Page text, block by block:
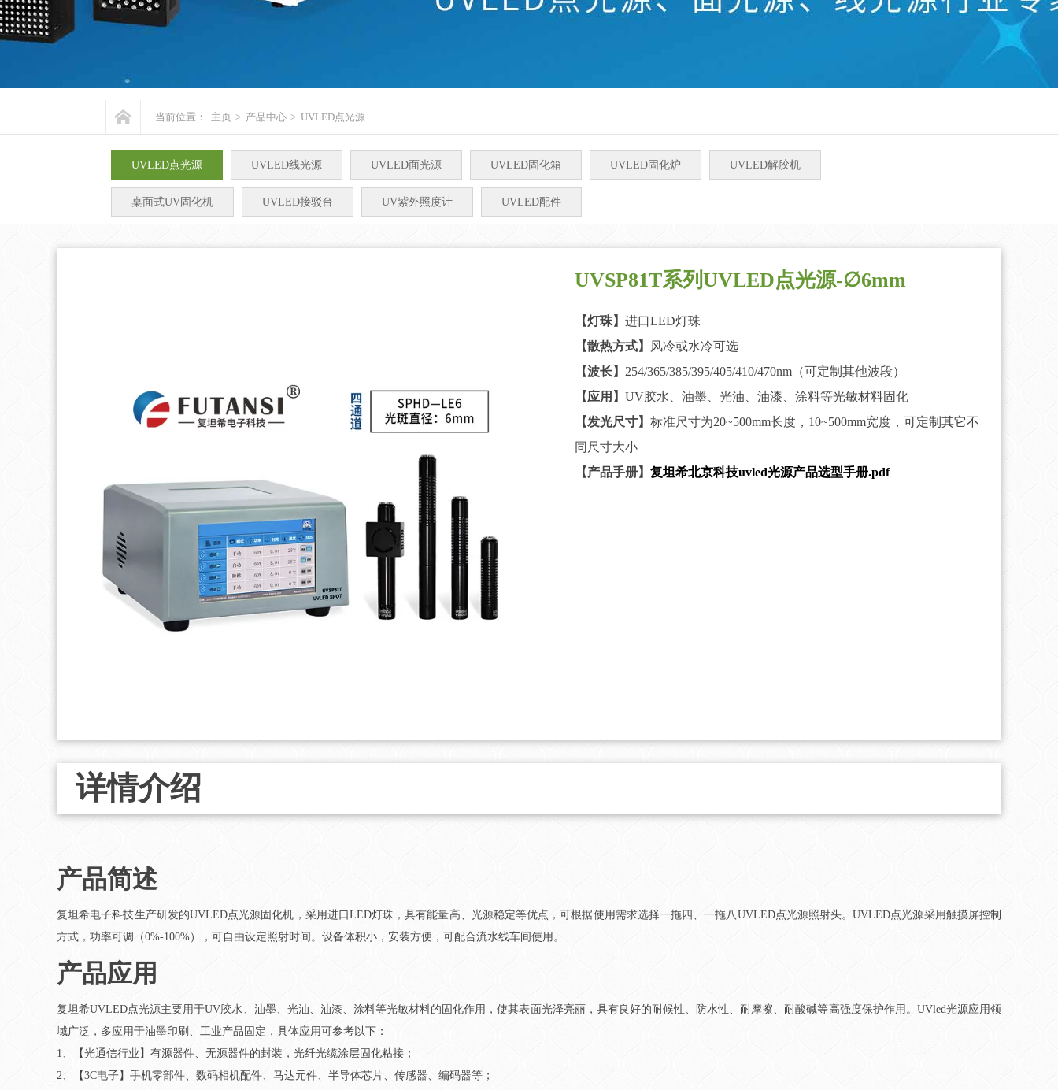
当前位置： 主页 > 产品中心 > UVLED点光源
UVLED点光源 UVLED线光源 UVLED面光源 UVLED固化箱 UVLED固化炉 UVLED解胶机
桌面式UV固化机 UVLED接驳台 UV紫外照度计 UVLED配件
UVSP81T系列UVLED点光源-∅6mm
【灯珠】 进口LED灯珠
【散热方式】
风冷或水冷可选
【波长】 254/365/385/395/405/410/470nm（可定制其他波段）
【应用】 UV胶水、油墨、光油、油漆、涂料等光敏材料固化
【发光尺寸】 标准尺寸为20~500mm长度，10~500mm宽度，可定制其它不
同尺寸大小
【产品手册】 复坦希北京科技uvled光源产品选型手册.pdf
详情介绍
产品简述
复坦希电子科技生产研发的UVLED点光源固化机，采用进口LED灯珠，具有能量高、光源稳定等优点，可根据使用需求选择一拖四、一拖八UVLED点光源照射头。UVLED点光源采用触摸屏控制
方式，功率可调（0%-100%），可自由设定照射时间。设备体积小，安装方便，可配合流水线车间使用。
产品应用
复坦希UVLED点光源主要用于UV胶水、油墨、光油、油漆、涂料等光敏材料的固化作用，使其表面光泽亮丽，具有良好的耐候性、防水性、耐摩擦、耐酸碱等高强度保护作用。UVled光源应用领
域广泛，多应用于油墨印刷、工业产品固定，具体应用可参考以下：
1、【光通信行业】有源器件、无源器件的封装，光纤光缆涂层固化粘接；
2、【3C电子】手机零部件、数码相机配件、马达元件、半导体芯片、传感器、编码器等；